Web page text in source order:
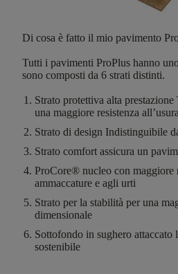
Di cosa è fatto il mio pavimento
Tutti i pavimenti ProPlus hanno
sono composti da 6 strati distinti.
Strato protettiva alta prestazione
una maggiore resistenza all’usura
Strato di design Indistinguibile
Strato comfort assicura un
ProCore® nucleo con maggiore
ammaccature e agli urti
Strato per la stabilità per una
dimensionale
Sottofondo in sughero attaccato
sostenibile